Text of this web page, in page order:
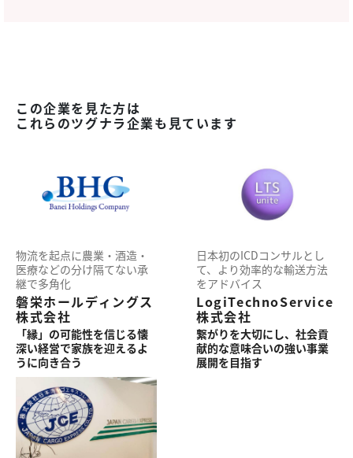
この企業を見た方は
これらのツグナラ企業も見ています
物流を起点に農業・酒造・
医療などの分け隔てない承
継で多角化
磐栄ホールディングス
株式会社
「縁」の可能性を信じる懐
深い経営で家族を迎えるよ
うに向き合う
日本初のICDコンサルとし
て、より効率的な輸送方法
をアドバイス
LogiTechnoService
株式会社
繋がりを大切にし、社会貢
献的な意味合いの強い事業
展開を目指す